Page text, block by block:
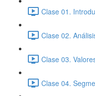
Clase 01.
Clase 02.
Clase 03.
Clase 04.